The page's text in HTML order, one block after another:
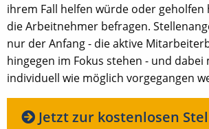
ihrem Fall helfen würde oder geholfen
die Arbeitnehmer befragen.
nur der Anfang - die aktive
hingegen im Fokus stehen - und dabei
individuell wie möglich vorgegangen
Jetzt zur kostenlosen